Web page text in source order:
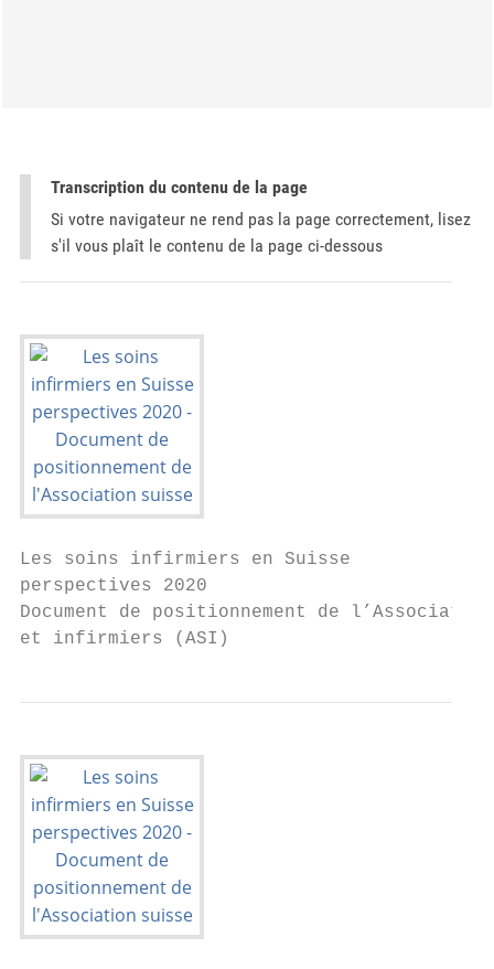
Transcription du contenu de la page
Si votre navigateur ne rend pas la page correctement, lisez
s'il vous plaît le contenu de la page ci-dessous
Les soins infirmiers en Suisse
perspectives 2020
Document de positionnement de
et infirmiers (ASI)